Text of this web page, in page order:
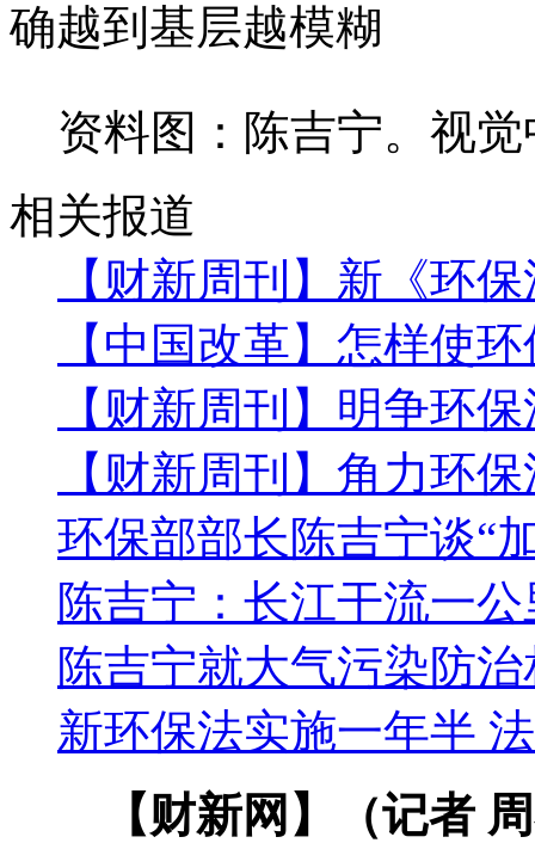
确越到基层越模糊
资料图：陈吉宁。视觉
相关报道
【财新周刊】新《环
【中国改革】怎样使
【财新周刊】明争环
【财新周刊】角力环
环保部部长陈吉宁谈“
陈吉宁：长江干流一
陈吉宁就大气污染防
新环保法实施一年半
【财新网】（记者